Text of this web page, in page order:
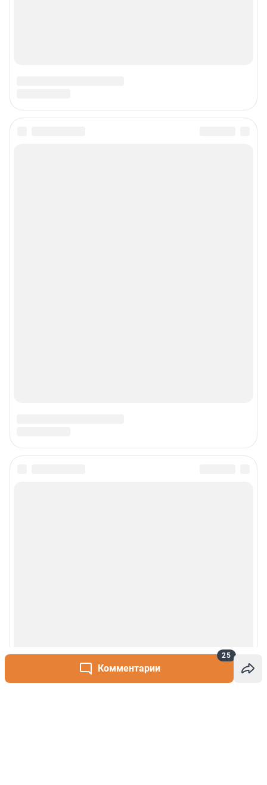
Комментарии
25